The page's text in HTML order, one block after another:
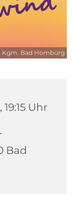
Kgm. Bad Homburg
Uhr
Bad